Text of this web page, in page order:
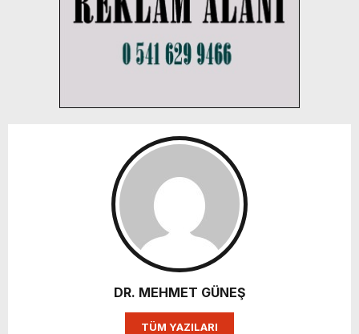
DR. MEHMET GÜNEŞ
TÜM YAZILARI